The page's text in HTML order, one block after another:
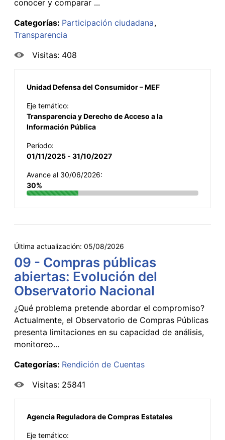
conocer y comparar ...
Categorías: Participación ciudadana
Transparencia
Visitas: 408
Unidad Defensa del Consumidor – MEF
Eje temático:
Transparencia y Derecho de Acceso a la
Información Pública
Período:
01/11/2025 - 31/10/2027
Avance al 30/06/2026:
30%
Última actualización: 05/08/2026
09 - Compras públicas
abiertas: Evolución del
Observatorio Nacional
¿Qué problema pretende abordar el compromiso?
Actualmente, el Observatorio de Compras Públicas
presenta limitaciones en su capacidad de análisis,
monitoreo...
Categorías: Rendición de Cuentas
Visitas: 25841
Agencia Reguladora de Compras Estatales
Eje temático: